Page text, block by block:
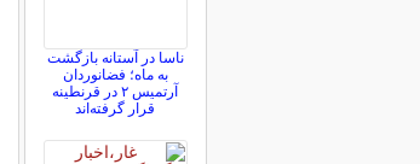
ناسا در آستانه بازگشت
به ماه؛ فضانوردان
آرتمیس ۲ در قرنطینه
قرار گرفته‌اند